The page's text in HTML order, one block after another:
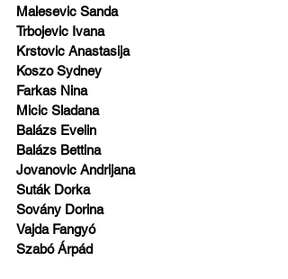
Malesevic Sanda
Trbojevic Ivana
Krstovic Anastasija
Koszo Sydney
Farkas Nina
Micic Sladana
Balázs Evelin
Balázs Bettina
Jovanovic Andrijana
Suták Dorka
Sovány Dorina
Vajda Fangyó
Szabó Árpád